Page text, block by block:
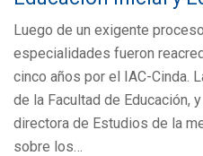
Luego de un exigente
especialidades fueron
cinco años por el IAC-Cinda.
de la Facultad de Educación,
directora de Estudios de la
sobre los…